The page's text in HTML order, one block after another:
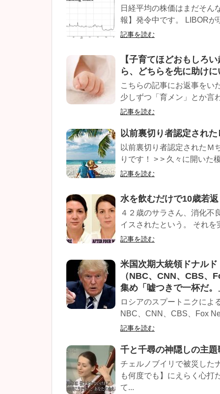
日経平均の株価はまだそん
報】発令中です。 LIBORが
記事を読む
【子育てほどおもしろ
ら、どちらを先に助け
こちらの記事にお返事をい
少しずつ「育メン」とか言
記事を読む
以前裏切り者認定され
以前裏切り者認定されたＭ
りです！ > > 久々に開いた
記事を読む
水を飲むだけで10歳若
４２歳のサラさん、消化不
イスされたという。 それ
記事を読む
米国次期大統領ドナル
（NBC、CNN、CBS、
集め「嘘つきで一杯だ
ロシアのスプートニクによ
NBC、CNN、CBS、Fox
記事を読む
千と千尋の神隠しの主
チェルノブイリで被災した
も何度でも】にえらく心打
て...